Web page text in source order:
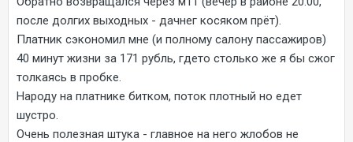
после долгих выходных - дачнег косяком прёт).
Платник сэкономил мне (и полному салону пассажиров)
40 минут жизни за 171 рубль, гдето столько же я бы сжог
толкаясь в пробке.
Народу на платнике битком, поток плотный но едет
шустро.
Очень полезная штука - главное на него жлобов не